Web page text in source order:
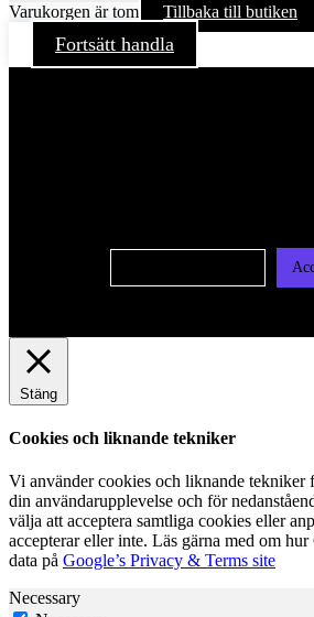
Varukorgen är tom Tillbaka till butiken
Fortsätt handla
Stäng
Cookies och liknande tekniker
Vi använder cookies och liknande tekniker
din användarupplevelse och för
välja att acceptera samtliga cookies eller
accepterar eller inte. Läs gärna med om
data på Google’s Privacy & Terms site
Necessary